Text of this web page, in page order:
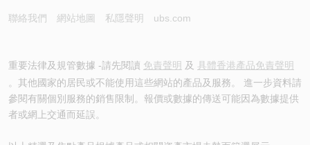
聯絡我們 網站地圖 私隱聲明 ubs.com
重要法律及規管數據 -請先閱讀 免責聲明 及 具體香港產品免責聲明
。其他國家的居民或不能使用這些網站的產品及服務。 進一步資料請
參閱有關個別服務的銷售限制。報價或數據的傳送可能因為數據提供
者或網上交通而延誤。